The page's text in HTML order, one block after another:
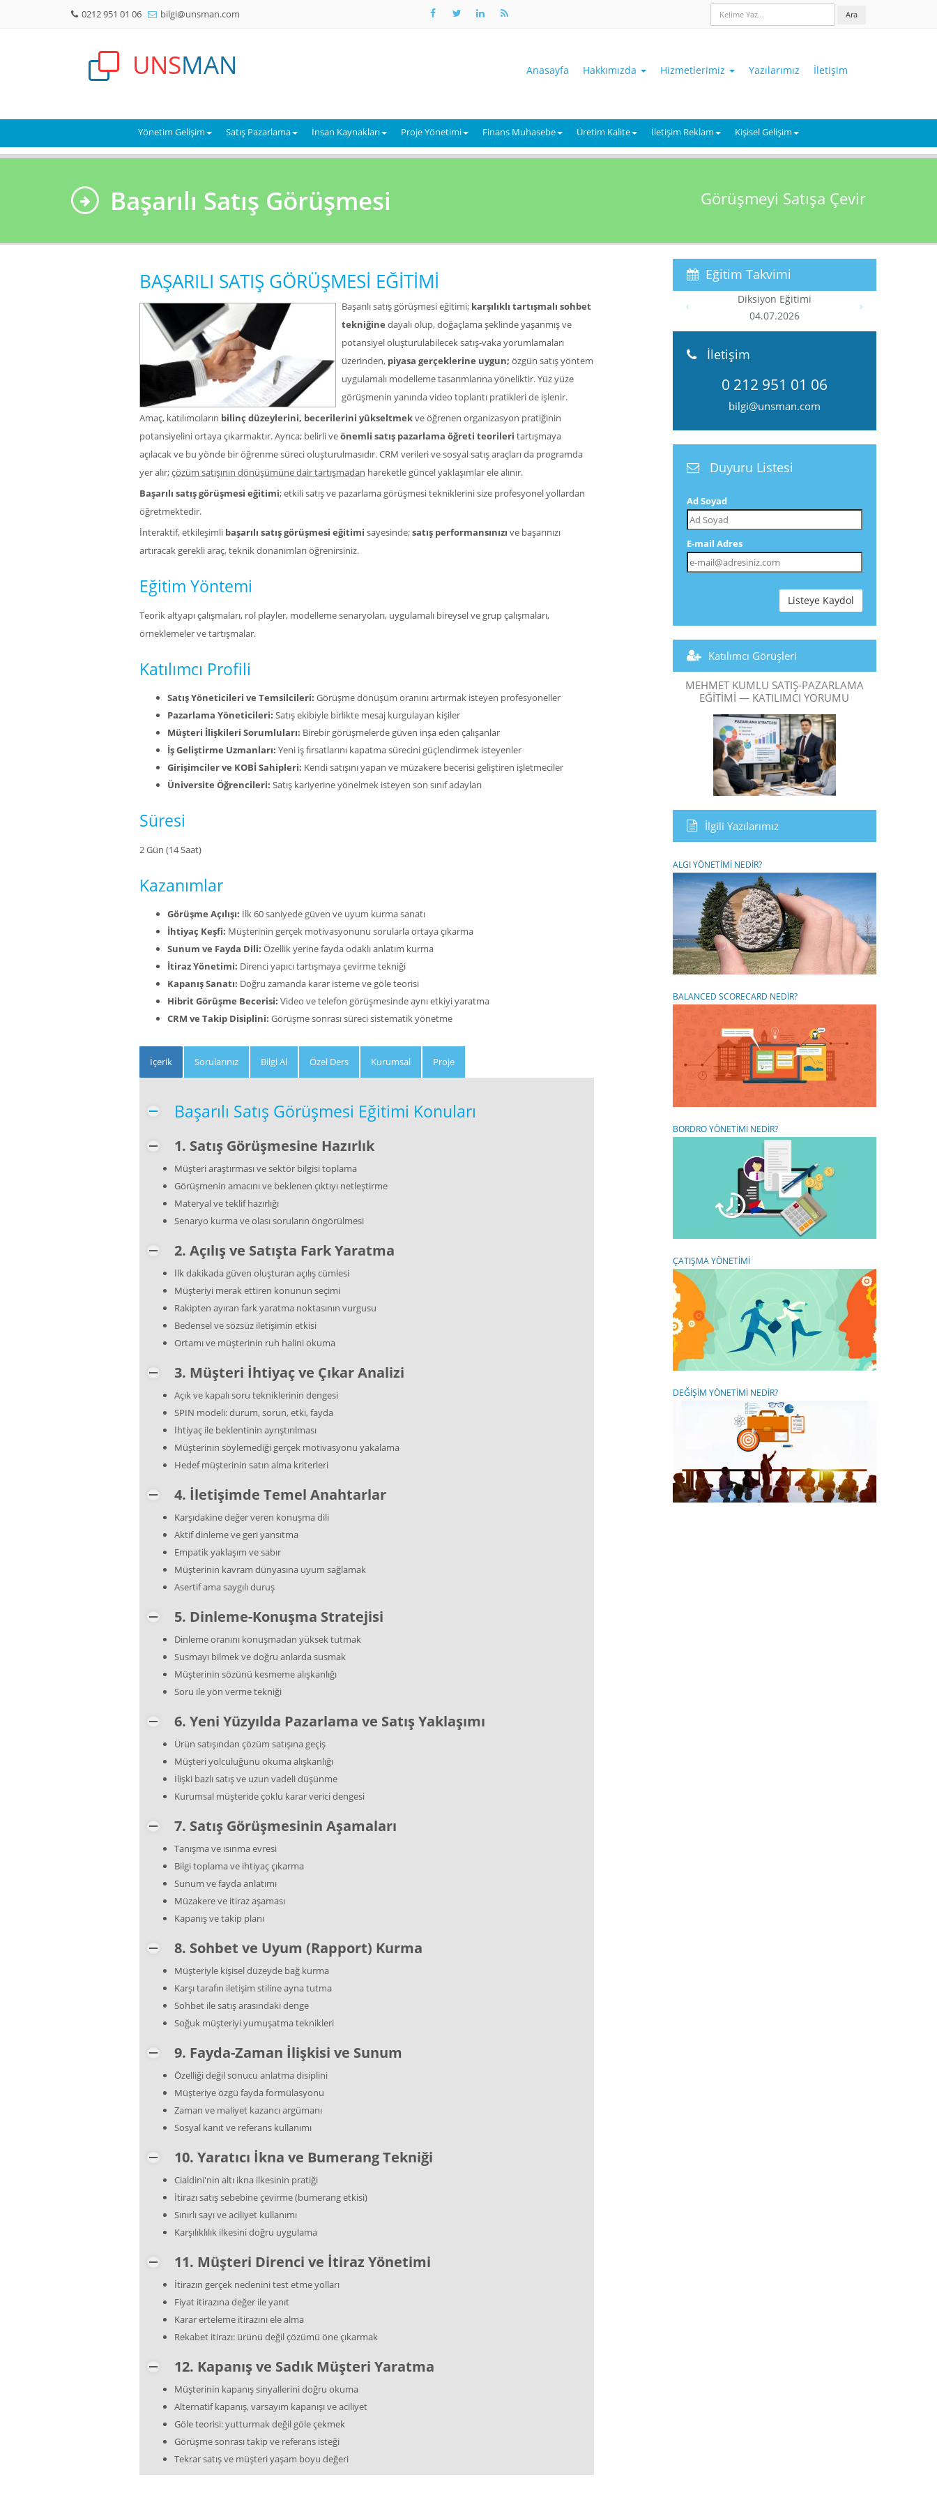
0212 951 01 06 bilgi@unsman.com Ara
UNSMAN Anasayfa Hakkımızda Hizmetlerimiz Yazılarımız İletişim
Yönetim Gelişim Satış Pazarlama İnsan Kaynakları Proje Yönetimi Finans Muhasebe Üretim Kalite İletişim Reklam Kişisel Gelişim
Başarılı Satış Görüşmesi Görüşmeyi Satışa Çevir
BAŞARILI SATIŞ GÖRÜŞMESİ EĞİTİMİ
Başarılı satış görüşmesi eğitimi; karşılıklı tartışmalı sohbet
tekniğine dayalı olup, doğaçlama şeklinde yaşanmış ve
potansiyel oluşturulabilecek satış-vaka yorumlamaları
üzerinden, piyasa gerçeklerine uygun; özgün satış yöntem
uygulamalı modelleme tasarımlarına yöneliktir. Yüz yüze
görüşmenin yanında video toplantı pratikleri de işlenir.
Amaç, katılımcıların bilinç düzeylerini, becerilerini yükseltmekve öğrenen organizasyon pratiğinin
potansiyelini ortaya çıkarmaktır. Ayrıca; belirli veönemli satış pazarlama öğreti teorileri tartışmaya
açılacak ve bu yönde bir öğrenme süreci oluşturulmasıdır. CRM verileri ve sosyal satış araçları da programda
yer alır;çözüm satışının dönüşümüne dair tartışmadan hareketle güncel yaklaşımlar ele alınır.
Başarılı satış görüşmesi eğitimi; etkili satış ve pazarlama görüşmesi tekniklerini size profesyonel yollardan
öğretmektedir.
İnteraktif, etkileşimli başarılı satış görüşmesi eğitimi sayesinde;satış performansınızı ve başarınızı
artıracak gerekli araç, teknik donanımları öğrenirsiniz.
Eğitim Yöntemi
Teorik altyapı çalışmaları, rol playler, modelleme senaryoları, uygulamalı bireysel ve grup çalışmaları,
örneklemeler ve tartışmalar.
Katılımcı Profili
Satış Yöneticileri ve Temsilcileri: Görüşme dönüşüm oranını artırmak isteyen profesyoneller
Pazarlama Yöneticileri: Satış ekibiyle birlikte mesaj kurgulayan kişiler
Müşteri İlişkileri Sorumluları: Birebir görüşmelerde güven inşa eden çalışanlar
İş Geliştirme Uzmanları: Yeni iş fırsatlarını kapatma sürecini güçlendirmek isteyenler
Girişimciler ve KOBİ Sahipleri: Kendi satışını yapan ve müzakere becerisi geliştiren işletmeciler
Üniversite Öğrencileri: Satış kariyerine yönelmek isteyen son sınıf adayları
Süresi
2 Gün (14 Saat)
Kazanımlar
Görüşme Açılışı: İlk 60 saniyede güven ve uyum kurma sanatı
İhtiyaç Keşfi: Müşterinin gerçek motivasyonunu sorularla ortaya çıkarma
Sunum ve Fayda Dili: Özellik yerine fayda odaklı anlatım kurma
İtiraz Yönetimi: Direnci yapıcı tartışmaya çevirme tekniği
Kapanış Sanatı: Doğru zamanda karar isteme ve göle teorisi
Hibrit Görüşme Becerisi: Video ve telefon görüşmesinde aynı etkiyi yaratma
CRM ve Takip Disiplini: Görüşme sonrası süreci sistematik yönetme
İçerik Sorularınız Bilgi Al Özel Ders Kurumsal Proje
Başarılı Satış Görüşmesi Eğitimi Konuları
1. Satış Görüşmesine Hazırlık
Müşteri araştırması ve sektör bilgisi toplama
Görüşmenin amacını ve beklenen çıktıyı netleştirme
Materyal ve teklif hazırlığı
Senaryo kurma ve olası soruların öngörülmesi
2. Açılış ve Satışta Fark Yaratma
İlk dakikada güven oluşturan açılış cümlesi
Müşteriyi merak ettiren konunun seçimi
Rakipten ayıran fark yaratma noktasının vurgusu
Bedensel ve sözsüz iletişimin etkisi
Ortamı ve müşterinin ruh halini okuma
3. Müşteri İhtiyaç ve Çıkar Analizi
Açık ve kapalı soru tekniklerinin dengesi
SPIN modeli: durum, sorun, etki, fayda
İhtiyaç ile beklentinin ayrıştırılması
Müşterinin söylemediği gerçek motivasyonu yakalama
Hedef müşterinin satın alma kriterleri
4. İletişimde Temel Anahtarlar
Karşıdakine değer veren konuşma dili
Aktif dinleme ve geri yansıtma
Empatik yaklaşım ve sabır
Müşterinin kavram dünyasına uyum sağlamak
Asertif ama saygılı duruş
5. Dinleme-Konuşma Stratejisi
Dinleme oranını konuşmadan yüksek tutmak
Susmayı bilmek ve doğru anlarda susmak
Müşterinin sözünü kesmeme alışkanlığı
Soru ile yön verme tekniği
6. Yeni Yüzyılda Pazarlama ve Satış Yaklaşımı
Ürün satışından çözüm satışına geçiş
Müşteri yolculuğunu okuma alışkanlığı
İlişki bazlı satış ve uzun vadeli düşünme
Kurumsal müşteride çoklu karar verici dengesi
7. Satış Görüşmesinin Aşamaları
Tanışma ve ısınma evresi
Bilgi toplama ve ihtiyaç çıkarma
Sunum ve fayda anlatımı
Müzakere ve itiraz aşaması
Kapanış ve takip planı
8. Sohbet ve Uyum (Rapport) Kurma
Müşteriyle kişisel düzeyde bağ kurma
Karşı tarafın iletişim stiline ayna tutma
Sohbet ile satış arasındaki denge
Soğuk müşteriyi yumuşatma teknikleri
9. Fayda-Zaman İlişkisi ve Sunum
Özelliği değil sonucu anlatma disiplini
Müşteriye özgü fayda formülasyonu
Zaman ve maliyet kazancı argümanı
Sosyal kanıt ve referans kullanımı
10. Yaratıcı İkna ve Bumerang Tekniği
Cialdini'nin altı ikna ilkesinin pratiği
İtirazı satış sebebine çevirme (bumerang etkisi)
Sınırlı sayı ve aciliyet kullanımı
Karşılıklılık ilkesini doğru uygulama
11. Müşteri Direnci ve İtiraz Yönetimi
İtirazın gerçek nedenini test etme yolları
Fiyat itirazına değer ile yanıt
Karar erteleme itirazını ele alma
Rekabet itirazı: ürünü değil çözümü öne çıkarmak
12. Kapanış ve Sadık Müşteri Yaratma
Müşterinin kapanış sinyallerini doğru okuma
Alternatif kapanış, varsayım kapanışı ve aciliyet
Göle teorisi: yutturmak değil göle çekmek
Görüşme sonrası takip ve referans isteği
Tekrar satış ve müşteri yaşam boyu değeri
Eğitim Takvimi
Temel Pazarlama Eğitimi
‹ ›
İletişim
0 212 951 01 06
bilgi@unsman.com
Duyuru Listesi
Ad Soyad
E-mail Adres
Listeye Kaydol
Katılımcı Görüşleri
MEHMET KUMLU SATIŞ-PAZARLAMA
EĞITIMI — KATILIMCI YORUMU
İlgili Yazılarımız
ALGI YÖNETİMİ NEDİR?
BALANCED SCORECARD NEDİR?
BORDRO YÖNETİMİ NEDİR?
ÇATIŞMA YÖNETİMİ
DEĞİŞİM YÖNETİMİ NEDİR?